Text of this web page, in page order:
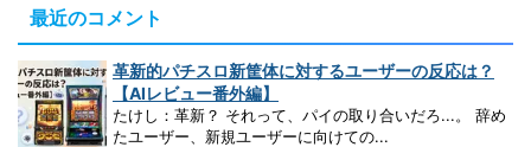
最近のコメント
革新的パチスロ新筐体に対するユーザーの反応は？
【AIレビュー番外編】
たけし：革新？ それって、パイの取り合いだろ...。 辞め
たユーザー、新規ユーザーに向けての...